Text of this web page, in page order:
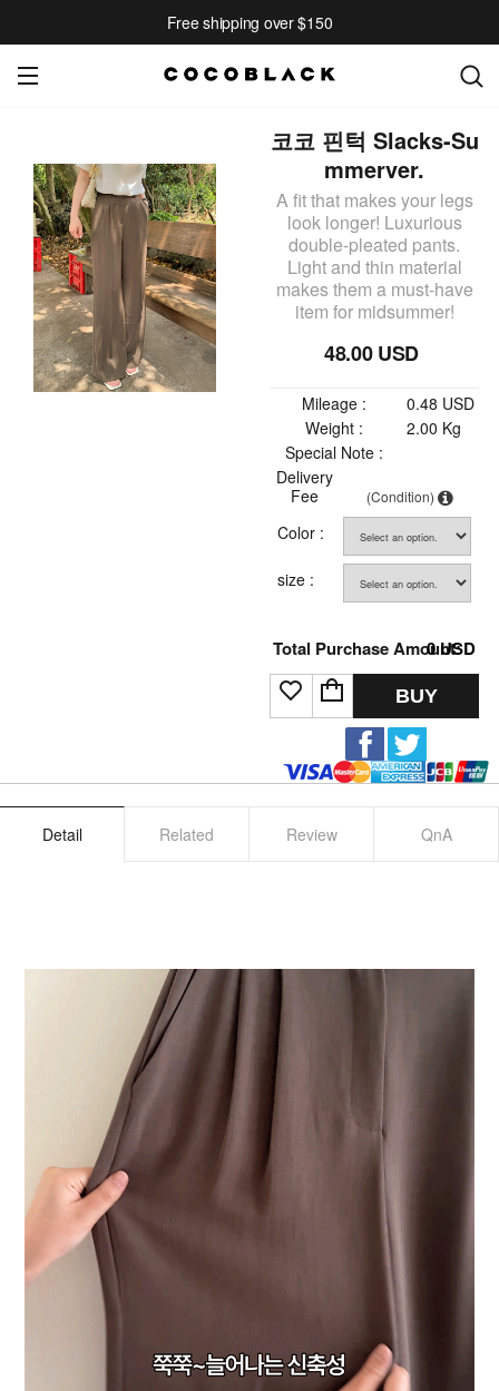
Free shipping over $150
코코 핀턱 Slacks-Su
mmerver.
A fit that makes your legs
look longer! Luxurious
double-pleated pants.
Light and thin material
makes them a must-have
item for midsummer!
48.00 USD
Mileage :
0.48 USD
Weight :
2.00 Kg
Special Note :
Delivery
Fee
(Condition)
Color :
size :
Total Purchase Amount:
0USD
BUY
Detail Related Review QnA